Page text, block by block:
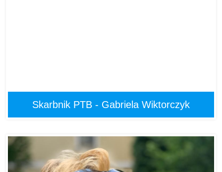
Skarbnik PTB - Gabriela Wiktorczyk
Skarbnik PTB